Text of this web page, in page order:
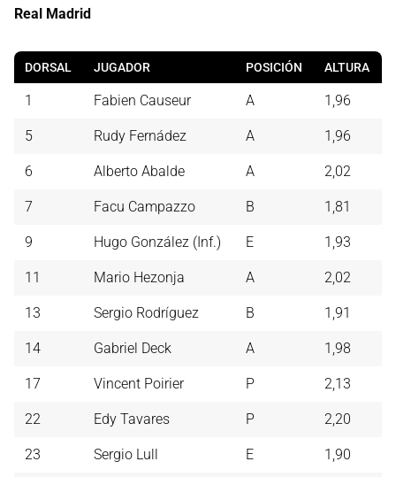
Real Madrid
DORSAL JUGADOR POSICIÓN ALTURA
1 Fabien Causeur A 1,96
5 Rudy Fernádez A 1,96
6 Alberto Abalde A 2,02
7 Facu Campazzo B 1,81
9 Hugo González (Inf.) E 1,93
11 Mario Hezonja A 2,02
13 Sergio Rodríguez B 1,91
14 Gabriel Deck A 1,98
17 Vincent Poirier P 2,13
22 Edy Tavares P 2,20
23 Sergio Lull E 1,90